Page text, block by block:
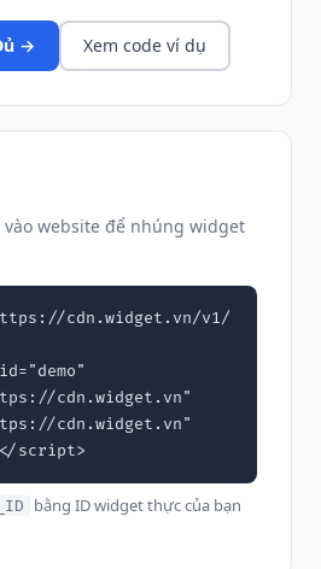
→ Xem code ví dụ
vào website để nhúng widget
cdn.widget.vn/v1/
script>
bằng ID widget thực của bạn